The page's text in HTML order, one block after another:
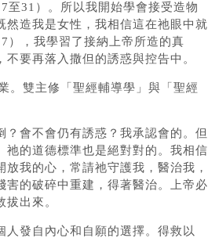
至31）。所以我開始學會接受造物
然造我是女性，我相信這在祂眼中就
），我學習了接納上帝所造的真
要再落入撒但的誘惑與控告中。
。雙主修「聖經輔導學」與「聖經
會不會仍有誘惑？我承認會的。但
祂的道德標準也是絕對對的。我相信
我的心，常請祂守護我，醫治我，
害的破碎中重建，得著醫治。上帝必
出來。
發自內心和自願的選擇。得救以